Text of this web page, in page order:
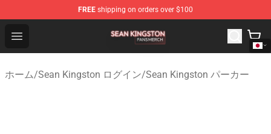
FREE shipping on orders over $100
Open menu
Sean Kingston Shop - Official Sean Kingston
ホーム/Sean Kingston ログイン/Sean Kingston パーカー